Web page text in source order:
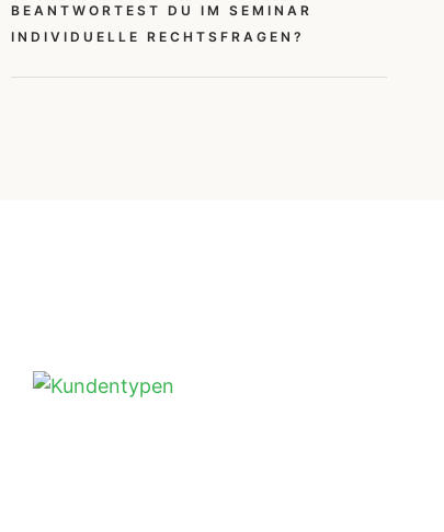
BEANTWORTEST DU IM SEMINAR
INDIVIDUELLE RECHTSFRAGEN?